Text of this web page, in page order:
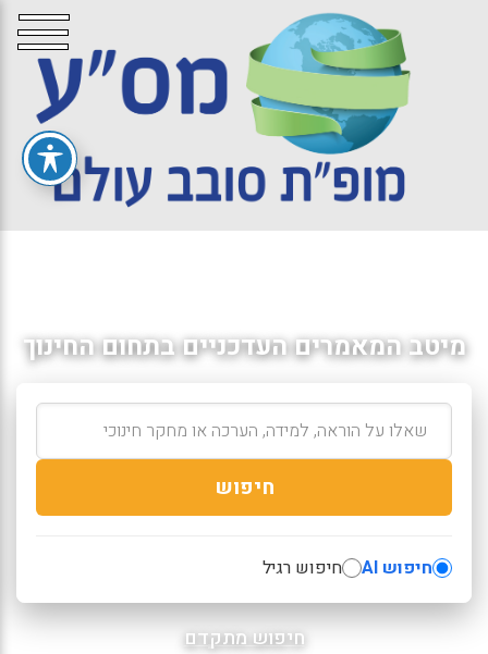
מיטב המאמרים העדכניים בתחום החינוך
חיפוש
חיפוש AI חיפוש רגיל
חיפוש מתקדם